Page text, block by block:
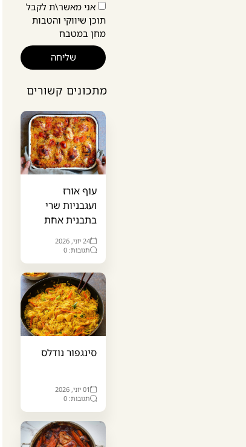
אני מאשר\ת לקבל
תוכן שיווקי והטבות
מחן במטבח
שליחה
מתכונים קשורים
עוף אורז
ועגבניות שרי
בתבנית אחת
24 יוני, 2026
תגובות: 0
סינגפור נודלס
01 יוני, 2026
תגובות: 0